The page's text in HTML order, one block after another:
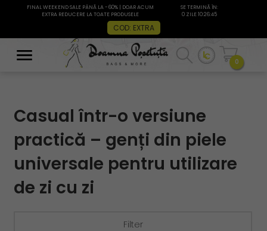
FINAL WEEKEND SALE PÂNĂ LA -60% | DOAR ACUM
EXTRA REDUCERE LA TOATE PRODUSELE
COD: EXTRA
SE TERMINĂ ÎN:
0 ZILE 10:26:44
0
Filter
Casual într-o versiune
practică – genți din piele
universale pentru utilizare
de zi cu zi